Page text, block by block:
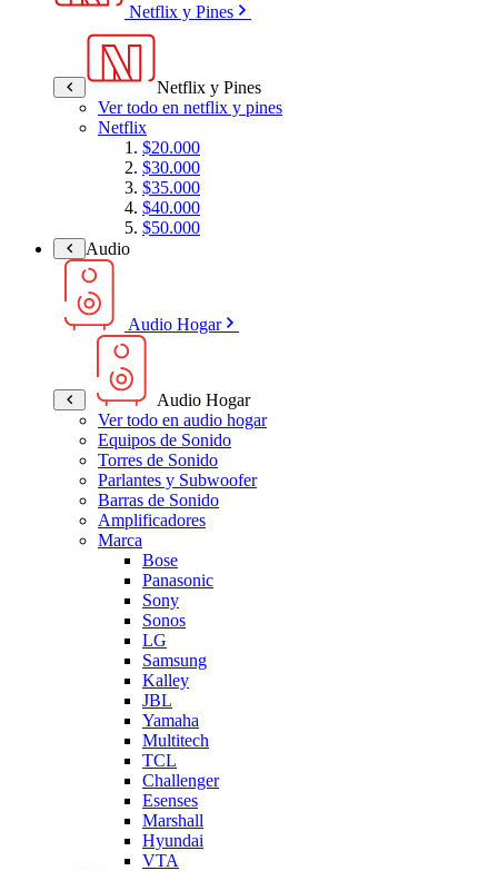
Netflix y Pines
Netflix y Pines
Ver todo en netflix y pines
Netflix
$20.000
$30.000
$35.000
$40.000
$50.000
Audio
Audio Hogar
Audio Hogar
Ver todo en audio hogar
Equipos de Sonido
Torres de Sonido
Parlantes y Subwoofer
Barras de Sonido
Amplificadores
Marca
Bose
Panasonic
Sony
Sonos
LG
Samsung
Kalley
JBL
Yamaha
Multitech
TCL
Challenger
Esenses
Marshall
Hyundai
VTA